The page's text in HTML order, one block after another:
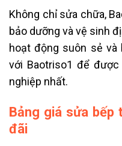
Không chỉ sửa chữa,
bảo dưỡng và vệ sinh
hoạt động suôn sẻ và
với Baotriso1 để
nghiệp nhất.
Bảng giá sửa bếp
đãi